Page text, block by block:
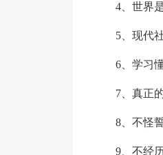
4、世界
5、现代
6、学习
7、真正
8、不怪
9、不经